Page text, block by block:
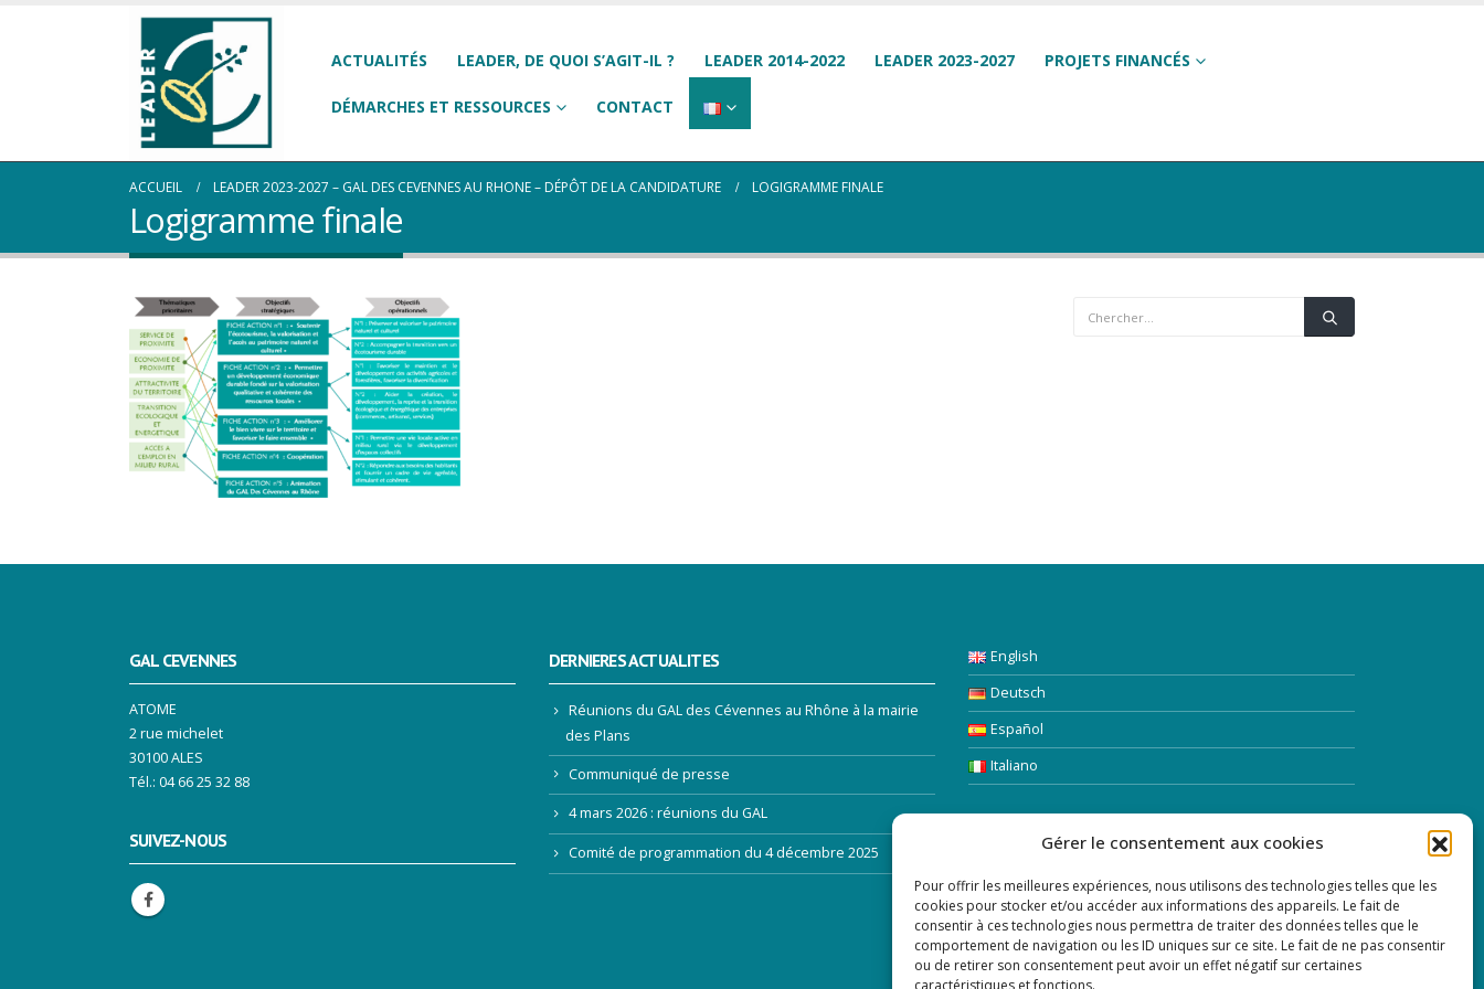
Gérer le consentement aux cookies
Pour offrir les meilleures expériences, nous utilisons des technologies telles que les
cookies pour stocker et/ou accéder aux informations des appareils. Le fait de
consentir à ces technologies nous permettra de traiter des données telles que le
comportement de navigation ou les ID uniques sur ce site. Le fait de ne pas consentir
ou de retirer son consentement peut avoir un effet négatif sur certaines
caractéristiques et fonctions.
ACTUALITÉS LEADER, DE QUOI S’AGIT-IL ? LEADER 2014-2022 LEADER 2023-2027 PROJETS FINANCÉS
DÉMARCHES ET RESSOURCES CONTACT
ACCUEIL LEADER 2023-2027 – GAL DES CEVENNES AU RHONE – DÉPÔT DE LA CANDIDATURE LOGIGRAMME FINALE
Logigramme finale
GAL CEVENNES
ATOME
2 rue michelet
30100 ALES
Tél.: 04 66 25 32 88
SUIVEZ-NOUS
DERNIERES ACTUALITES
Réunions du GAL des Cévennes au Rhône à la mairie
des Plans
Communiqué de presse
4 mars 2026 : réunions du GAL
Comité de programmation du 4 décembre 2025
English
Deutsch
Español
Italiano
Addresse Email: